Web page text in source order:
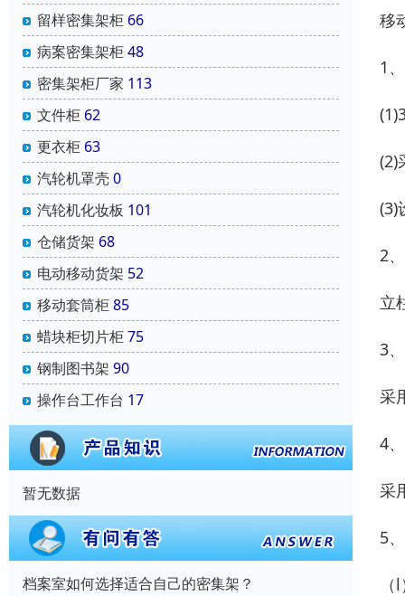
留样密集架柜 66
病案密集架柜48
密集架柜厂家 113
文件柜 62
更衣柜 63
汽轮机罩壳0
汽轮机化妆板 101
仓储货架 68
电动移动货架 52
移动套筒柜85
蜡块柜切片柜75
钢制图书架 90
操作台工作台 17
暂无数据
档案室如何选择适合自己的密集架？
移
1
(2)
(3)
2
立
3
采
4
采
5